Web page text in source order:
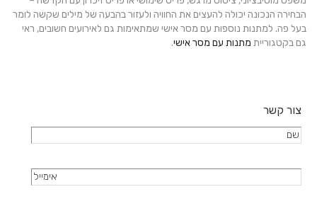
הבחירה הנכונה יכולה להעצים את החוויה ולעזור בהבעה של מילים שקשה לומר
בעל פה. למתנות נוספות עם מסר אישי שמתאימות גם לאירועים חשובים, ראי
גם בקטגוריית מתנות עם מסר אישי.
צור קשר